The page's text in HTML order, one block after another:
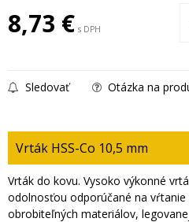
8,73 € s DPH
Sledovať Otázka na
Vrták HSS-Co 10,5 mm
Vrták do kovu. Vysoko výkonné
odolnosťou odporúčané na vŕtanie
obrobiteľných materiálov,